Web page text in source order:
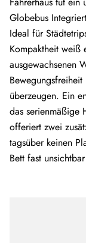
Globebus
Ideal für
Kompaktheit weiß
ausgewachsenen
überzeugen. Ein
das serienmäßige
offeriert zwei
tagsüber keinen
Bett fast